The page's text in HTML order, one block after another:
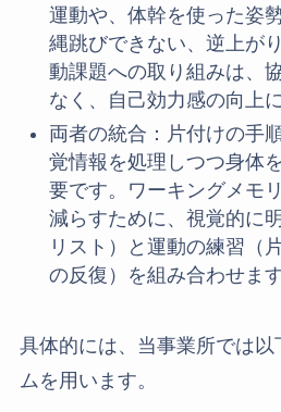
運動や、体幹を使った姿
縄跳びできない、逆上が
動課題への取り組みは、
なく、自己効力感の向上
両者の統合：片付けの手
覚情報を処理しつつ身体
要です。ワーキングメモ
減らすために、視覚的に
リスト）と運動の練習（
の反復）を組み合わせます
具体的には、当事業所では以
ムを用います。